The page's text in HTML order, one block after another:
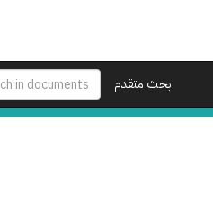
بحث متقدم